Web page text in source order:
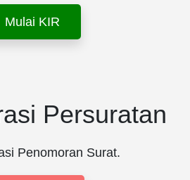
Mulai KIR
Persuratan
Penomoran Surat.